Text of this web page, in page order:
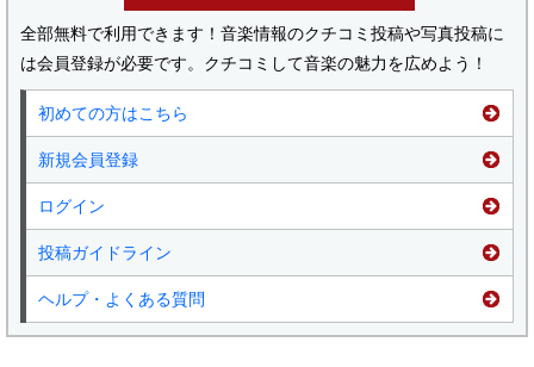
全部無料で利用できます！音楽情報のクチコミ投稿や写真投稿に
は会員登録が必要です。クチコミして音楽の魅力を広めよう！
初めての方はこちら
新規会員登録
ログイン
投稿ガイドライン
ヘルプ・よくある質問